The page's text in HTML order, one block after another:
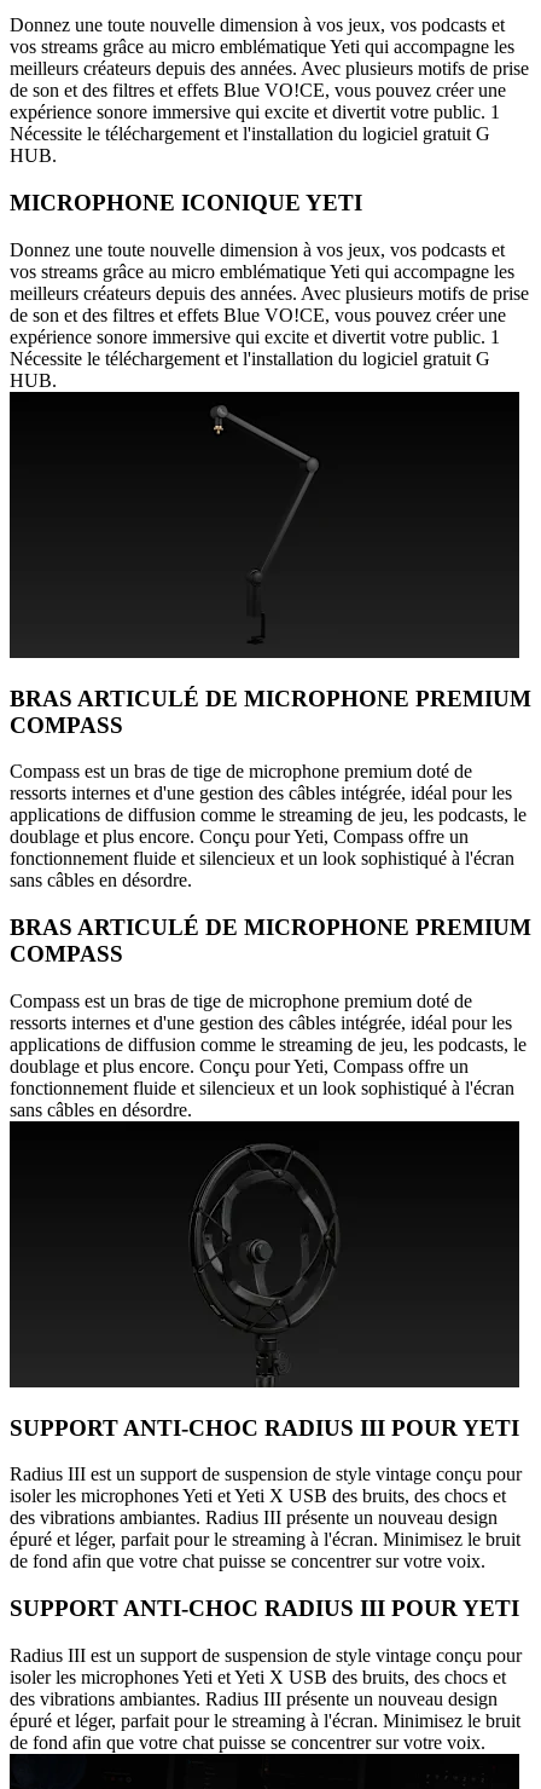
Donnez une toute nouvelle dimension à vos jeux, vos podcasts et
vos streams grâce au micro emblématique Yeti qui accompagne les
meilleurs créateurs depuis des années. Avec plusieurs motifs de prise
de son et des filtres et effets Blue VO!CE, vous pouvez créer une
expérience sonore immersive qui excite et divertit votre public. 1
Nécessite le téléchargement et l'installation du logiciel gratuit G
HUB.
MICROPHONE ICONIQUE YETI
Donnez une toute nouvelle dimension à vos jeux, vos podcasts et
vos streams grâce au micro emblématique Yeti qui accompagne les
meilleurs créateurs depuis des années. Avec plusieurs motifs de prise
de son et des filtres et effets Blue VO!CE, vous pouvez créer une
expérience sonore immersive qui excite et divertit votre public. 1
Nécessite le téléchargement et l'installation du logiciel gratuit G
HUB.
BRAS ARTICULÉ DE MICROPHONE PREMIUM
COMPASS
Compass est un bras de tige de microphone premium doté de
ressorts internes et d'une gestion des câbles intégrée, idéal pour les
applications de diffusion comme le streaming de jeu, les podcasts, le
doublage et plus encore. Conçu pour Yeti, Compass offre un
fonctionnement fluide et silencieux et un look sophistiqué à l'écran
sans câbles en désordre.
BRAS ARTICULÉ DE MICROPHONE PREMIUM
COMPASS
Compass est un bras de tige de microphone premium doté de
ressorts internes et d'une gestion des câbles intégrée, idéal pour les
applications de diffusion comme le streaming de jeu, les podcasts, le
doublage et plus encore. Conçu pour Yeti, Compass offre un
fonctionnement fluide et silencieux et un look sophistiqué à l'écran
sans câbles en désordre.
SUPPORT ANTI-CHOC RADIUS III POUR YETI
Radius III est un support de suspension de style vintage conçu pour
isoler les microphones Yeti et Yeti X USB des bruits, des chocs et
des vibrations ambiantes. Radius III présente un nouveau design
épuré et léger, parfait pour le streaming à l'écran. Minimisez le bruit
de fond afin que votre chat puisse se concentrer sur votre voix.
SUPPORT ANTI-CHOC RADIUS III POUR YETI
Radius III est un support de suspension de style vintage conçu pour
isoler les microphones Yeti et Yeti X USB des bruits, des chocs et
des vibrations ambiantes. Radius III présente un nouveau design
épuré et léger, parfait pour le streaming à l'écran. Minimisez le bruit
de fond afin que votre chat puisse se concentrer sur votre voix.